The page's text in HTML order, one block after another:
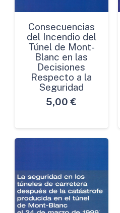
Consecuencias
del Incendio del
Túnel de Mont-
Blanc en las
Decisiones
Respecto a la
Seguridad
5,00 €